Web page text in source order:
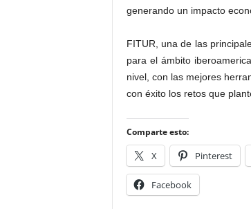
generando un impacto
FITUR, una de las
para el ámbito
nivel, con las mejores
con éxito los retos que
Comparte esto:
X Pinterest
Facebook